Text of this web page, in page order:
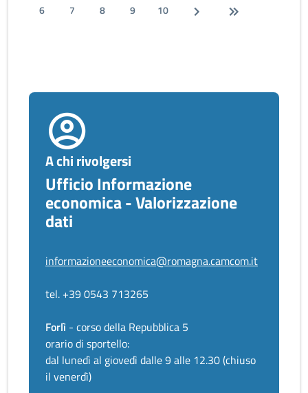
6
7 8 9 10
A chi rivolgersi
Ufficio Informazione
economica - Valorizzazione
dati
informazioneeconomica@romagna.camcom.it
tel. +39 0543 713265
Forlì - corso della Repubblica 5
orario di sportello:
dal lunedì al giovedì dalle 9 alle 12.30 (chiuso
il venerdì)